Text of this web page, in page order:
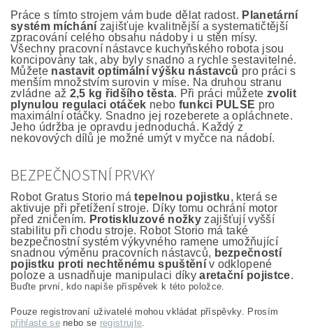
Práce s tímto strojem vám bude dělat radost. Planetární
systém míchání zajišťuje kvalitnější a systematičtější
zpracování celého obsahu nádoby i u stěn mísy.
Všechny pracovní nástavce kuchyňského robota jsou
koncipovány tak, aby byly snadno a rychle sestavitelné.
Můžetenastavit optimální výšku nástavců pro práci s
menším množstvím surovin v míse. Na druhou stranu
zvládne až 2,5 kg řidšího těsta. Při práci můžetezvolit
plynulou regulaci otáček nebo funkci PULSE pro
maximální otáčky. Snadno jej rozeberete a opláchnete.
Jeho údržba je opravdu jednoduchá. Každý z
nekovových dílů je možné umýt v myčce na nádobí.
BEZPEČNOSTNÍ PRVKY
Robot Gratus Storio má tepelnou pojistku, která se
aktivuje při přetížení stroje. Díky tomu ochrání motor
před zničením. Protiskluzové nožkyzajišťují vyšší
stabilitu při chodu stroje. Robot Storio má také
bezpečnostní systém výkyvného ramene umožňující
snadnou výměnu pracovních nástavců, bezpečností
pojistku proti nechtěnému spuštěnív odklopené
poloze a usnadňuje manipulaci díkyaretační pojistce.
Buďte první, kdo napíše příspěvek k této položce.
Pouze registrovaní uživatelé mohou vkládat příspěvky. Prosím
přihlaste senebo se registrujte.